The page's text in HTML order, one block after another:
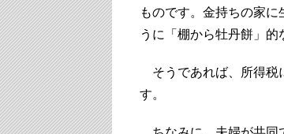
ものです。金持ちの家
うに「棚から牡丹餅」的
そうであれば、所得税
す。